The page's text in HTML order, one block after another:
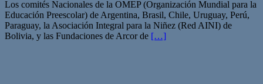
Los comités Nacionales de la OMEP (Organización Mundial para la
Educación Preescolar) de Argentina, Brasil, Chile, Uruguay, Perú,
Paraguay, la Asociación Integral para la Niñez (Red AINI) de
Bolivia, y las Fundaciones de Arcor de […]